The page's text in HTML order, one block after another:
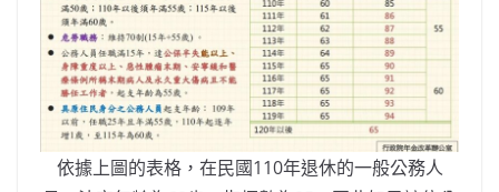
依據上圖的表格，在民國110年退休的一般公務人